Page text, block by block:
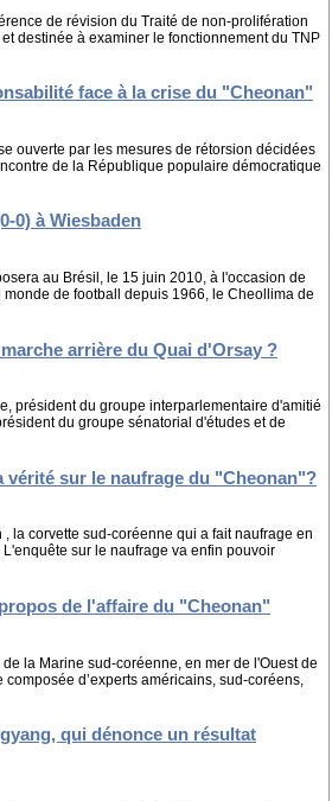
de révision du Traité de non-prolifération
destinée à examiner le fonctionnement du TNP
face à la crise du "Cheonan"
ouverte par les mesures de rétorsion décidées
de la République populaire démocratique
0) à Wiesbaden
au Brésil, le 15 juin 2010, à l'occasion de
de football depuis 1966, le Cheollima de
arrière du Quai d'Orsay ?
président du groupe interparlementaire d'amitié
du groupe sénatorial d'études et de
sur le naufrage du "Cheonan"?
la corvette sud-coréenne qui a fait naufrage en
sur le naufrage va enfin pouvoir
de l'affaire du "Cheonan"
la Marine sud-coréenne, en mer de l'Ouest de
d’experts américains, sud-coréens,
qui dénonce un résultat